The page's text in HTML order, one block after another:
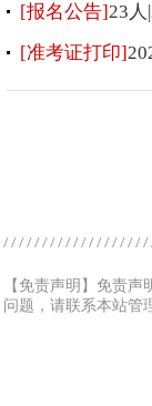
[报名公告]23
[准考证打印]
【免责声明】免责
问题，请联系本站管